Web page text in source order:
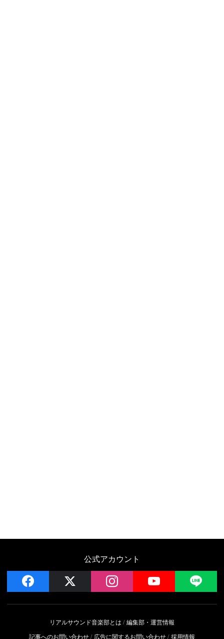
公式アカウント
facebook instagram YouTube
リアルサウンド音楽部とは
編集部・運営情報
記事へのお問い合わせ
広告に関するお問い合わせ 採用情報